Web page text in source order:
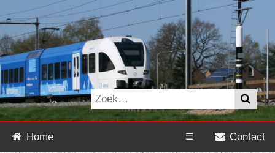
Home Contact
☰